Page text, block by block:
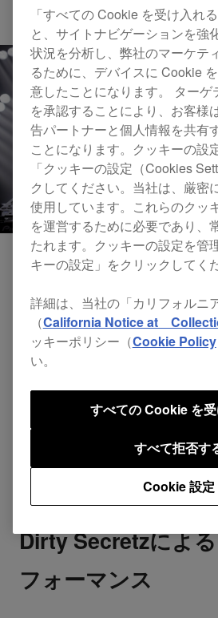
Others DJS-1000
Secretzの DJS-1000のパフォ
使した演奏をご覧ください。
トラックの5分間のデモ、そし
を巧みに駆使したビートメー
Dirty Secretzによ
フォーマンス
「すべての Cookie を受け入れ
と、サイトナビゲーションを強
状況を分析し、弊社のマーケテ
るために、デバイスに Cookie
意したことになります。 ターゲ
を承認することにより、お客様
告パートナーと個人情報を共有
ことになります。クッキーの設
「クッキーの設定（Cookies
クしてください。当社は、厳密
使用しています。これらのクッ
を運営するために必要であり、
たれます。クッキーの設定を管
キーの設定」をクリックしてく
詳細は、当社の「カリフォルニ
（California Notice at
ッキーポリシー（Cookie Policy
い。
Cookie 設定
すべて拒否す
すべての Cookie を